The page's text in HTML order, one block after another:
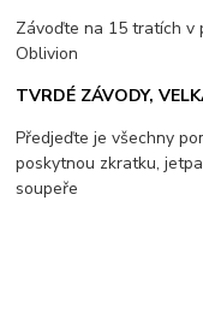
Závoďte na 15 tratích v
Oblivion
TVRDÉ ZÁVODY,
Předjeďte je všechny
poskytnou zkratku,
soupeře